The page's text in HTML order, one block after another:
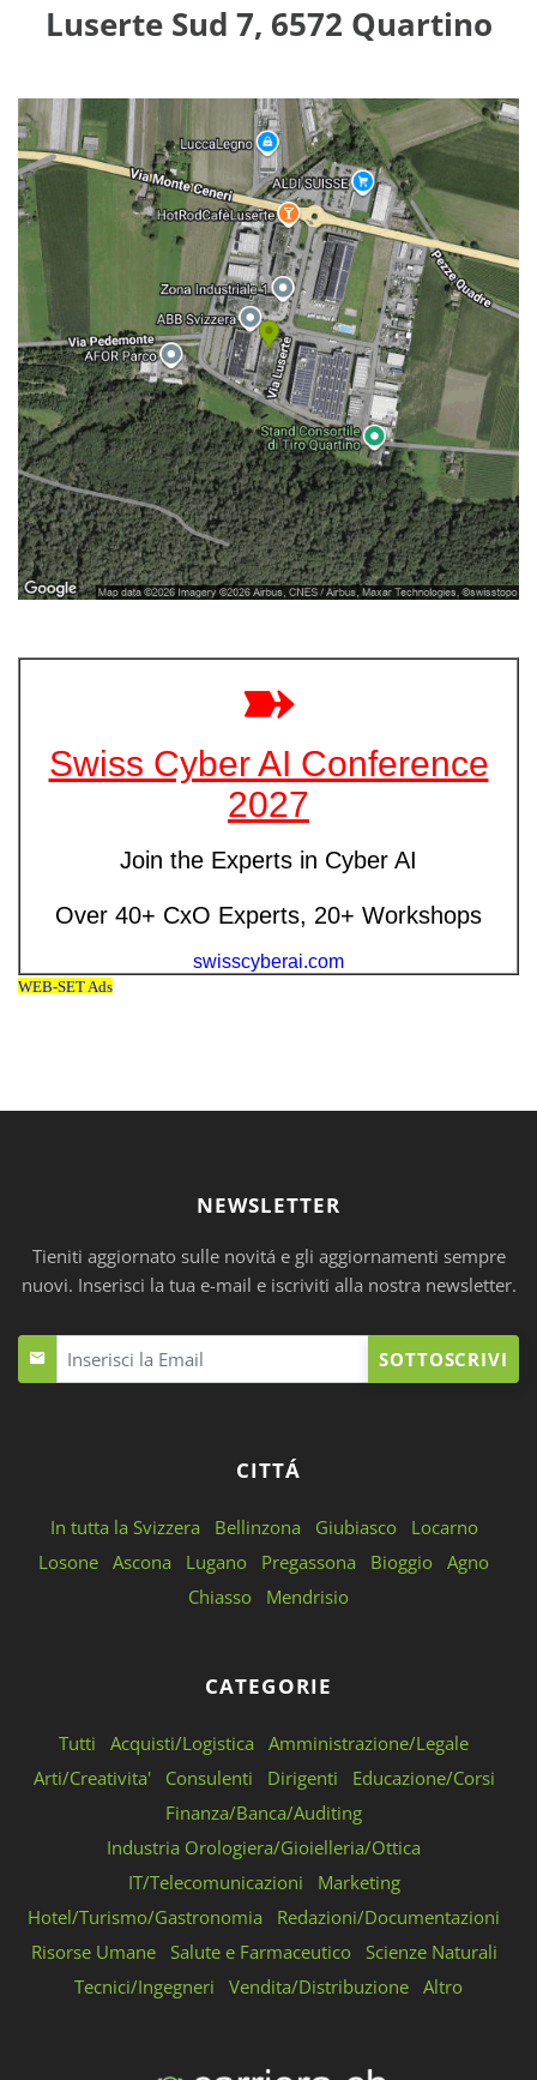
Luserte Sud 7, 6572 Quartino
NEWSLETTER
Tieniti aggiornato sulle novitá e gli aggiornamenti sempre
nuovi. Inserisci la tua e-mail e iscriviti alla nostra newsletter.
SOTTOSCRIVI
CITTÁ
In tutta la Svizzera Bellinzona Giubiasco
Locarno
Losone Ascona Lugano Pregassona Bioggio Agno
Chiasso
Mendrisio
CATEGORIE
Tutti Acquisti/Logistica
Amministrazione/Legale
Arti/Creativita'
Consulenti Dirigenti
Educazione/Corsi
Finanza/Banca/Auditing
Industria Orologiera/Gioielleria/Ottica
IT/Telecomunicazioni
Marketing
Hotel/Turismo/Gastronomia
Redazioni/Documentazioni
Risorse Umane
Salute e Farmaceutico
Scienze Naturali
Tecnici/Ingegneri
Vendita/Distribuzione Altro